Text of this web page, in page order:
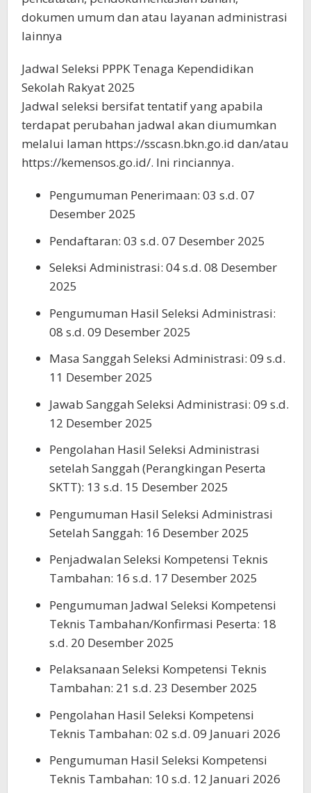
dokumen umum dan atau layanan administrasi
lainnya
Jadwal Seleksi PPPK Tenaga Kependidikan
Sekolah Rakyat 2025
Jadwal seleksi bersifat tentatif yang apabila
terdapat perubahan jadwal akan diumumkan
melalui laman https://sscasn.bkn.go.id dan/atau
https://kemensos.go.id/. Ini rinciannya.
Pengumuman Penerimaan: 03 s.d. 07
Desember 2025
Pendaftaran: 03 s.d. 07 Desember 2025
Seleksi Administrasi: 04 s.d. 08 Desember
2025
Pengumuman Hasil Seleksi Administrasi:
08 s.d. 09 Desember 2025
Masa Sanggah Seleksi Administrasi: 09 s.d.
11 Desember 2025
Jawab Sanggah Seleksi Administrasi: 09 s.d.
12 Desember 2025
Pengolahan Hasil Seleksi Administrasi
setelah Sanggah (Perangkingan Peserta
SKTT): 13 s.d. 15 Desember 2025
Pengumuman Hasil Seleksi Administrasi
Setelah Sanggah: 16 Desember 2025
Penjadwalan Seleksi Kompetensi Teknis
Tambahan: 16 s.d. 17 Desember 2025
Pengumuman Jadwal Seleksi Kompetensi
Teknis Tambahan/Konfirmasi Peserta: 18
s.d. 20 Desember 2025
Pelaksanaan Seleksi Kompetensi Teknis
Tambahan: 21 s.d. 23 Desember 2025
Pengolahan Hasil Seleksi Kompetensi
Teknis Tambahan: 02 s.d. 09 Januari 2026
Pengumuman Hasil Seleksi Kompetensi
Teknis Tambahan: 10 s.d. 12 Januari 2026